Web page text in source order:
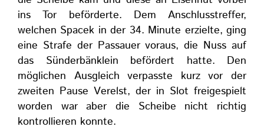
ins Tor beförderte. Dem Anschlusstreffer,
welchen Spacek in der 34. Minute erzielte, ging
eine Strafe der Passauer voraus, die Nuss auf
das Sünderbänklein befördert hatte. Den
möglichen Ausgleich verpasste kurz vor der
zweiten Pause Verelst, der in Slot freigespielt
worden war aber die Scheibe nicht richtig
kontrollieren konnte.